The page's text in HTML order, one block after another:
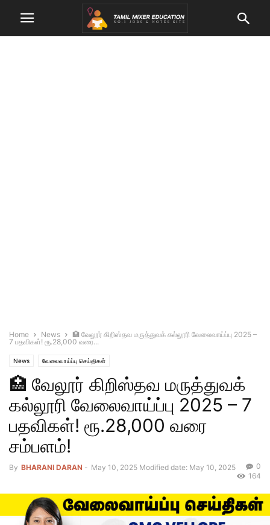
Home News
🏥 வேலூர் கிறிஸ்தவ மருத்துவக் கல்லூரி வேலைவாய்ப்பு 2025 –
7 பதவிகள்! ரூ.28,000 வரை...
News வேலைவாய்ப்பு செய்திகள்
🏥 வேலூர் கிறிஸ்தவ மருத்துவக்
கல்லூரி வேலைவாய்ப்பு 2025 – 7
பதவிகள்! ரூ.28,000 வரை
சம்பளம்!
By BHARANI DARAN - May 10, 2025 Modified date: May 10, 2025
0
164